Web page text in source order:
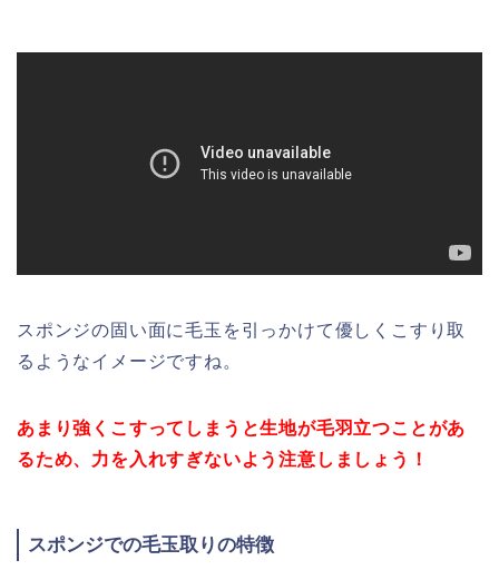
スポンジの固い面に毛玉を引っかけて優しくこすり取
るようなイメージですね。
あまり強くこすってしまうと生地が毛羽立つことがあ
るため、力を入れすぎないよう注意しましょう！
スポンジでの毛玉取りの特徴